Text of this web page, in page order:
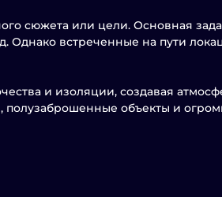
сюжета или цели. Основная
встреченные на пути
и изоляции, создавая
полузаброшенные объекты и